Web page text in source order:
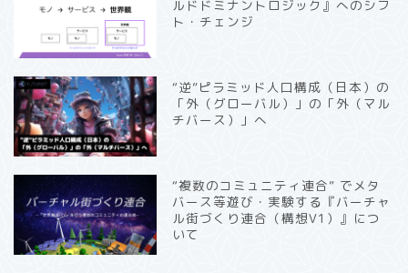
ルドドミナントロジック』へのシフ
ト・チェンジ
“逆”ピラミッド人口構成（日本）の
「外（グローバル）」の「外（マル
チバース）」へ
“複数のコミュニティ連合” でメタ
バース等遊び・実験する『バーチャ
ル街づくり連合（構想V1）』につ
いて